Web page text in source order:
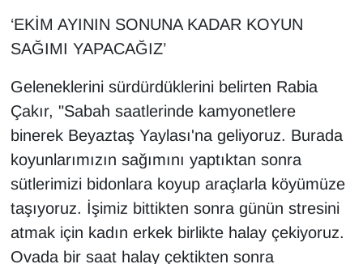
‘EKİM AYININ SONUNA KADAR KOYUN
SAĞIMI YAPACAĞIZ’
Geleneklerini sürdürdüklerini belirten Rabia
Çakır, "Sabah saatlerinde kamyonetlere
binerek Beyaztaş Yaylası'na geliyoruz. Burada
koyunlarımızın sağımını yaptıktan sonra
sütlerimizi bidonlara koyup araçlarla köyümüze
taşıyoruz. İşimiz bittikten sonra günün stresini
atmak için kadın erkek birlikte halay çekiyoruz.
Ovada bir saat halay çektikten sonra
Sinema - TV
SİYASET
SPOR
TEBRİK
TEKNOLOJİ